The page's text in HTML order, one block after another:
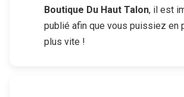
Boutique Du Haut Talon, il est
publié afin que vous puissiez en
plus vite !